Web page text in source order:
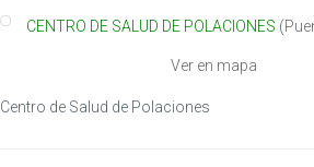
CENTRO DE SALUD DE POLACIONES (
Ver en mapa
Centro de Salud de Polaciones